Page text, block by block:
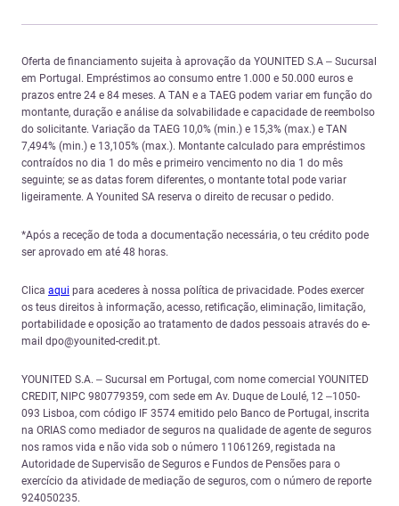
Oferta de financiamento sujeita à aprovação da YOUNITED S.A – Sucursal
em Portugal. Empréstimos ao consumo entre 1.000 e 50.000 euros e
prazos entre 24 e 84 meses. A TAN e a TAEG podem variar em função do
montante, duração e análise da solvabilidade e capacidade de reembolso
do solicitante. Variação da TAEG 10,0% (min.) e 15,3% (max.) e TAN
7,494% (min.) e 13,105% (max.). Montante calculado para empréstimos
contraídos no dia 1 do mês e primeiro vencimento no dia 1 do mês
seguinte; se as datas forem diferentes, o montante total pode variar
ligeiramente. A Younited SA reserva o direito de recusar o pedido.
*Após a receção de toda a documentação necessária, o teu crédito pode
ser aprovado em até 48 horas.
Clica aqui para acederes à nossa política de privacidade. Podes exercer
os teus direitos à informação, acesso, retificação, eliminação, limitação,
portabilidade e oposição ao tratamento de dados pessoais através do e-
mail dpo@younited-credit.pt.
YOUNITED S.A. – Sucursal em Portugal, com nome comercial YOUNITED
CREDIT, NIPC 980779359, com sede em Av. Duque de Loulé, 12 –1050-
093 Lisboa, com código IF 3574 emitido pelo Banco de Portugal, inscrita
na ORIAS como mediador de seguros na qualidade de agente de seguros
nos ramos vida e não vida sob o número 11061269, registada na
Autoridade de Supervisão de Seguros e Fundos de Pensões para o
exercício da atividade de mediação de seguros, com o número de reporte
924050235.